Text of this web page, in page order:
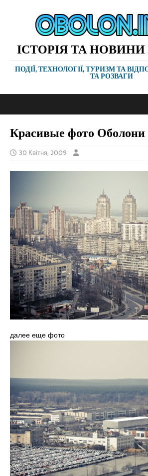
ІСТОРІЯ ТА
ПОДІЇ, ТЕХНОЛОГІЇ, ТУРИЗМ ТА
ТА РОЗВАГИ
Красивые фото Оболони
30 Квітня, 2009
далее еще фото